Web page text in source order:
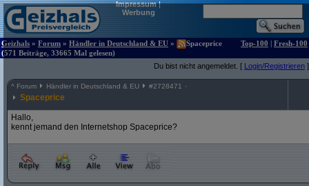
Impressum|
Werbung
Geizhals » Forum » Händler in Deutschland & EU »
Spaceprice
(571 Beiträge, 33665 Mal gelesen)
Top-100 | Fresh-100
Du bist nicht angemeldet. [ Login/Registrieren ]
^ Forum Händler in Deutschland & EU #2728471
Spaceprice
Hallo,
kennt jemand den Internetshop Spaceprice?